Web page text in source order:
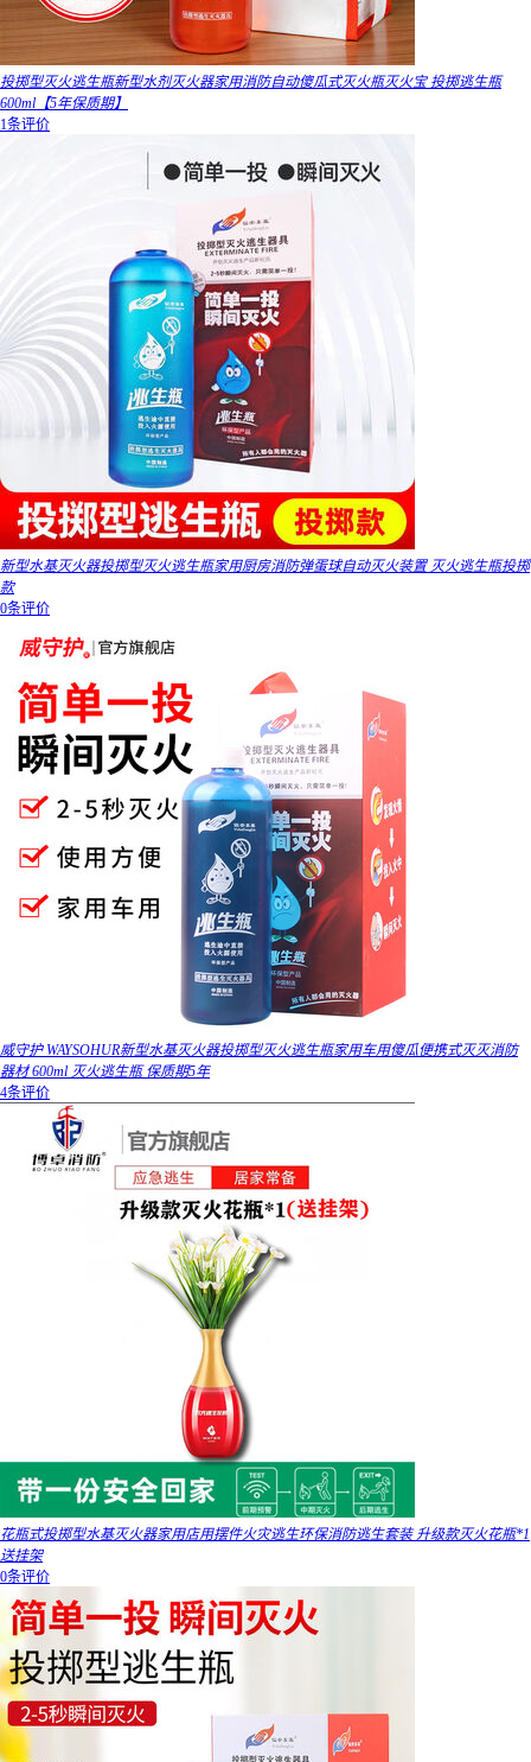
投掷型灭火逃生瓶新型水剂灭火器家用消防自动傻瓜式灭火瓶灭火宝 投掷逃生瓶
600ml【5年保质期】
1条评价
新型水基灭火器投掷型灭火逃生瓶家用厨房消防弹蛋球自动灭火装置 灭火逃生瓶投掷
款
0条评价
威守护 WAYSOHUR新型水基灭火器投掷型灭火逃生瓶家用车用傻瓜便携式灭灭消防
器材 600ml 灭火逃生瓶 保质期5年
4条评价
花瓶式投掷型水基灭火器家用店用摆件火灾逃生环保消防逃生套装 升级款灭火花瓶*1
送挂架
0条评价